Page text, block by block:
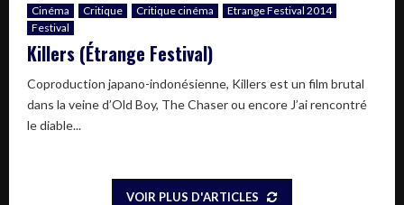
Cinéma Critique Critique cinéma
Etrange Festival 2014
Festival
Killers (Étrange Festival)
Coproduction japano-indonésienne, Killers est un film brutal
dans la veine d’Old Boy, The Chaser ou encore J’ai rencontré
le diable...
VOIR PLUS D'ARTICLES